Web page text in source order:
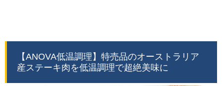
【ANOVA低温調理】特売品のオーストラリア
産ステーキ肉を低温調理で超絶美味に